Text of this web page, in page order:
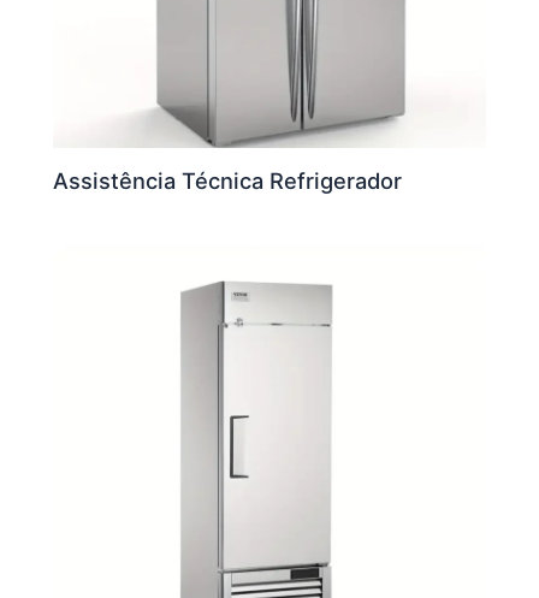
Assistência Técnica Refrigerador